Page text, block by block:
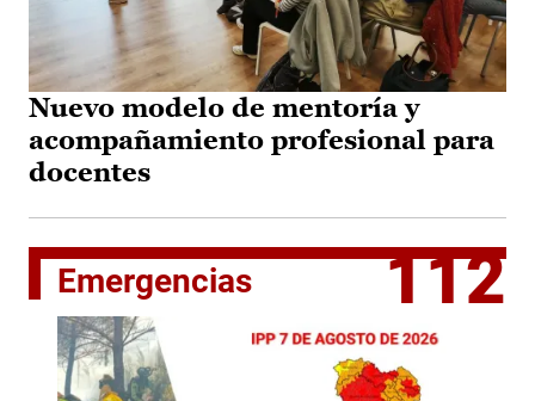
Nuevo modelo de mentoría y
acompañamiento profesional para
docentes
Emergencias 112